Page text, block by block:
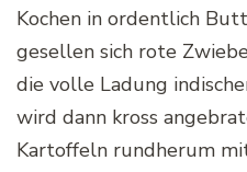
Kochen in ordentlich
gesellen sich rote
die volle Ladung
wird dann kross
Kartoffeln rundherum